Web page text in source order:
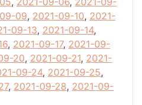
09, 2021-09-10, 2021-
09-13, 2021-09-14,
, 2021-09-17, 2021-09-
20, 2021-09-21, 2021-
09-24, 2021-09-25,
, 2021-09-28, 2021-09-